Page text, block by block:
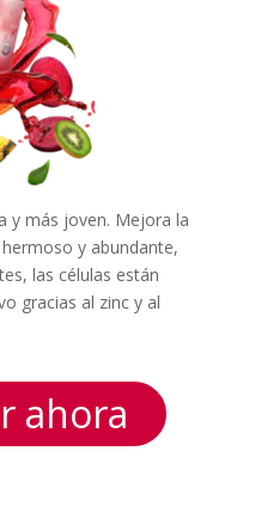
y más joven. Mejora la
y abundante,
las células están
gracias al zinc y al
ahora